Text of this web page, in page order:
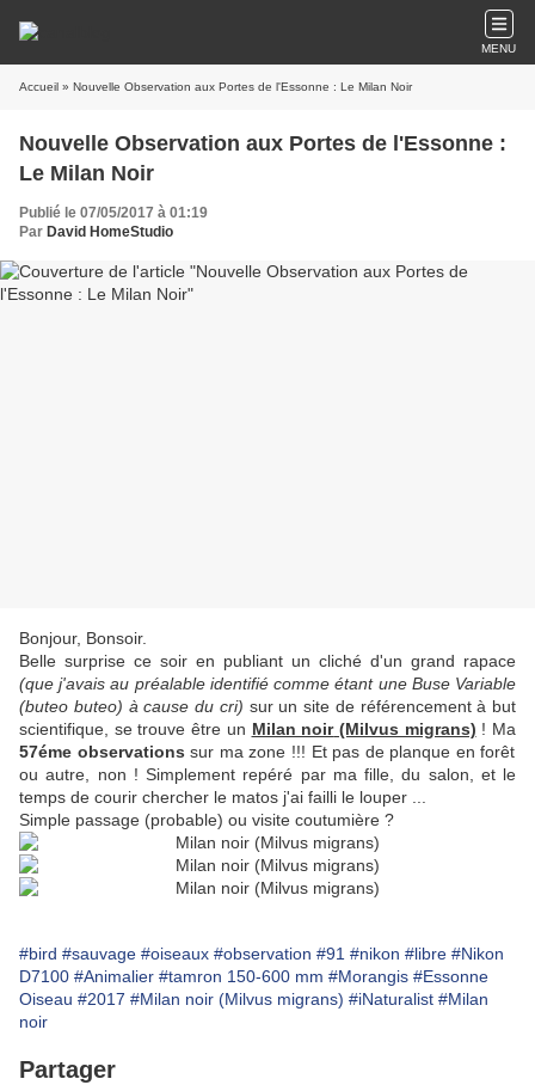
MENU
Accueil » Nouvelle Observation aux Portes de l'Essonne : Le Milan Noir
Nouvelle Observation aux Portes de l'Essonne :
Le Milan Noir
Publié le 07/05/2017 à 01:19
Par David HomeStudio
Bonjour, Bonsoir.
Belle surprise ce soir en publiant un cliché d'un grand rapace
(que j'avais au préalable identifié comme étant une Buse Variable
(buteo buteo) à cause du cri) sur un site de référencement à but
scientifique, se trouve être un Milan noir(Milvus migrans) ! Ma
57éme observations sur ma zone !!! Et pas de planque en forêt
ou autre, non ! Simplement repéré par ma fille, du salon, et le
temps de courir chercher le matos j'ai failli le louper ...
Simple passage (probable) ou visite coutumière ?
#bird #sauvage #oiseaux #observation #91 #nikon #libre #Nikon
D7100 #Animalier #tamron 150-600 mm #Morangis #Essonne
Oiseau #2017 #Milan noir (Milvus migrans) #iNaturalist #Milan
noir
Partager